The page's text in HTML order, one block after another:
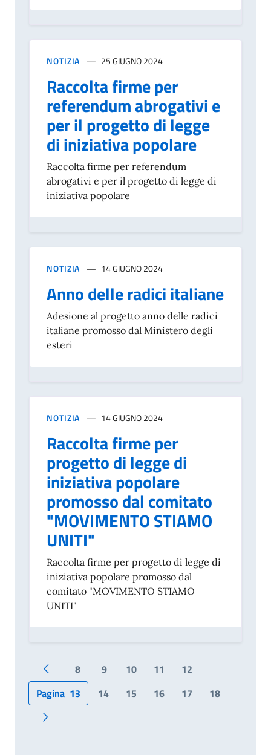
NOTIZIA 25 GIUGNO 2024
Raccolta firme per
referendum abrogativi e
per il progetto di legge
di iniziativa popolare
Raccolta firme per referendum
abrogativi e per il progetto di legge di
iniziativa popolare
NOTIZIA 14 GIUGNO 2024
Anno delle radici italiane
Adesione al progetto anno delle radici
italiane promosso dal Ministero degli
esteri
NOTIZIA 14 GIUGNO 2024
Raccolta firme per
progetto di legge di
iniziativa popolare
promosso dal comitato
"MOVIMENTO STIAMO
UNITI"
Raccolta firme per progetto di legge di
iniziativa popolare promosso dal
comitato "MOVIMENTO STIAMO
UNITI"
Pagina precedente
8 9 10 11
12
Pagina 13 14 15 16 17 18
Pagina successiva